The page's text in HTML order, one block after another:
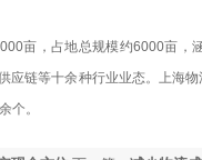
亩，占地总规模约6000亩，
应链等十余种行业业态。 上海物
个。